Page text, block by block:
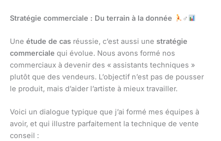
Stratégie commerciale : Du terrain à la donnée ♂
Une étude de cas réussie, c’est aussi une stratégie
commerciale qui évolue. Nous avons formé nos
commerciaux à devenir des « assistants techniques »
plutôt que des vendeurs. L’objectif n’est pas de pousser
le produit, mais d’aider l’artiste à mieux travailler.
Voici un dialogue typique que j’ai formé mes équipes à
avoir, et qui illustre parfaitement la technique de vente
conseil :